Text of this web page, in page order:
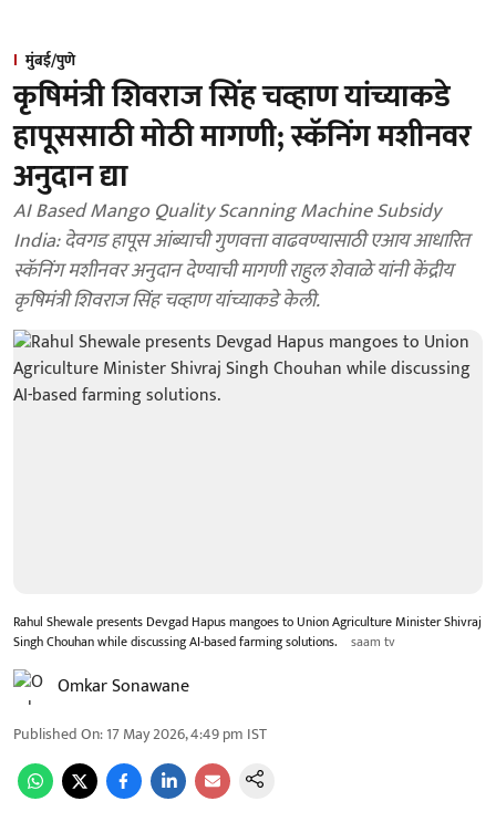
मुंबई/पुणे
कृषिमंत्री शिवराज सिंह चव्हाण यांच्याकडे
हापूससाठी मोठी मागणी; स्कॅनिंग मशीनवर
अनुदान द्या
AI Based Mango Quality Scanning Machine Subsidy
India: देवगड हापूस आंब्याची गुणवत्ता वाढवण्यासाठी एआय आधारित
स्कॅनिंग मशीनवर अनुदान देण्याची मागणी राहुल शेवाळे यांनी केंद्रीय
कृषिमंत्री शिवराज सिंह चव्हाण यांच्याकडे केली.
Rahul Shewale presents Devgad Hapus mangoes to Union Agriculture Minister Shivraj
Singh Chouhan while discussing AI-based farming solutions.
saam tv
Omkar Sonawane
Published On:17 May 2026, 4:49 pm IST